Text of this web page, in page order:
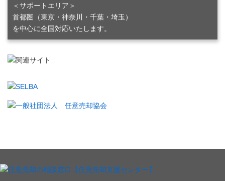
住宅金融支援機構の貸出額26.1%増
2016年4月22日
債権回収会社から催告書が届いたら早急にご連絡を！
ホームページのリニューアル
住宅ローン二重払い救済
スタッフ募集
2014年4月25日
＜サポートエリア＞
首都圏（東京・神奈川・千葉・埼玉）
を中心に全国対応いたします。